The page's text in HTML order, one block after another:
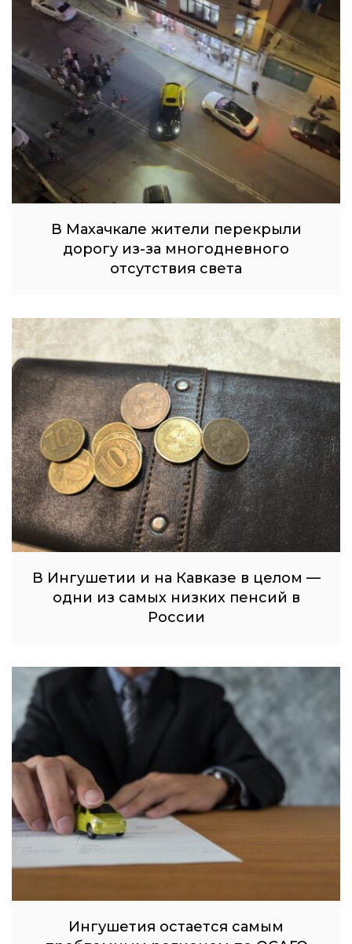
В Махачкале жители перекрыли
дорогу из-за многодневного
отсутствия света
В Ингушетии и на Кавказе в целом —
одни из самых низких пенсий в
России
Ингушетия остается самым